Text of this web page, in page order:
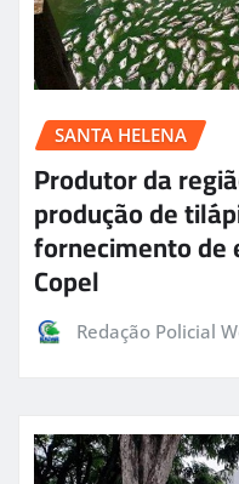
SANTA HELENA
Produtor da
produção de
fornecimento de
Copel
Redação Policial